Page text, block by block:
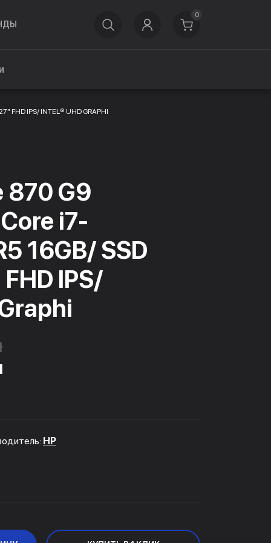
0
FHD IPS/ INTEL® UHD GRAPHI
870 G9
i7-
16GB/ SSD
IPS/
HP